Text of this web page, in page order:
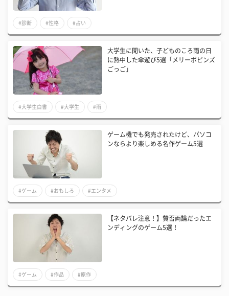
#診断 #性格 #占い
大学生に聞いた、子どものころ雨の日
に熱中した傘遊び5選「メリーポピンズ
ごっご」
#大学生白書 #大学生 #雨
ゲーム機でも発売されたけど、パソコ
ンならより楽しめる名作ゲーム5選
#ゲーム #おもしろ #エンタメ
【ネタバレ注意！】賛否両論だったエ
ンディングのゲーム5選！
#ゲーム #作品 #原作